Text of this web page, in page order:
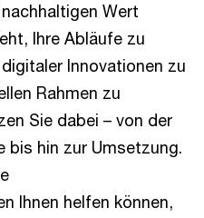
Wert
Ihre Abläufe zu
Innovationen zu
Rahmen zu
Sie dabei – von der
bis hin zur Umsetzung.
Ihnen helfen können,